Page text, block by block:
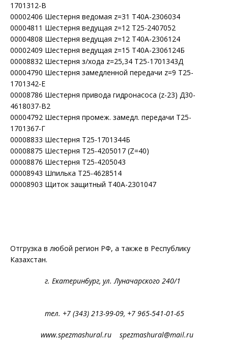
1701312-В
00002406 Шестерня ведомая z=31 Т40А-2306034
00004811 Шестерня ведущая z=12 Т25-2407052
00004808 Шестерня ведущая z=12 Т40А-2306124
00002409 Шестерня ведущая z=15 Т40А-2306124Б
00008832 Шестерня з/хода z=25,34 Т25-1701343Д
00004790 Шестерня замедленной передачи z=9 Т25-
1701342-Е
00008786 Шестерня привода гидронасоса (z-23) Д30-
4618037-В2
00004792 Шестерня промеж. замедл. передачи Т25-
1701367-Г
00008833 Шестерня Т25-1701344Б
00008875 Шестерня Т25-4205017 (Z=40)
00008876 Шестерня Т25-4205043
00008943 Шпилька Т25-4628514
00008903 Щиток защитный Т40А-2301047
Отгрузка в любой регион РФ, а также в Республику
Казахстан.
г. Екатеринбург, ул. Луначарского 240/1
тел. +7 (343) 213-99-09, +7 965-541-01-65
www.spezmashural.ru spezmashural@mail.ru